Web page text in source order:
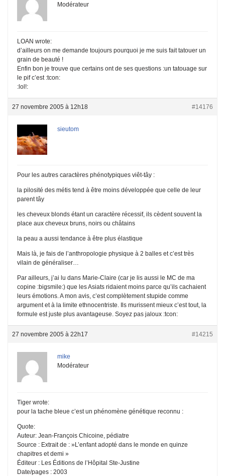
Modérateur
LOAN wrote:
d’ailleurs on me demande toujours pourquoi je me suis fait tatouer un
grain de beauté !
Enfin bon je trouve que certains ont de ses questions :un tatouage sur
le pif c’est :tcon:
:lol!:
27 novembre 2005 à 12h18 #14176
sieutom
Pour les autres caractères phénotypiques viêt-tây :
la pilosité des métis tend à être moins développée que celle de leur
parent tây
les cheveux blonds étant un caractère récessif, ils cèdent souvent la
place aux cheveux bruns, noirs ou châtains
la peau a aussi tendance à être plus élastique
Mais là, je fais de l’anthropologie physique à 2 balles et c’est très
vilain de généraliser…
Par ailleurs, j’ai lu dans Marie-Claire (car je lis aussi le MC de ma
copine :bigsmile:) que les Asiats ridaient moins parce qu’ils cachaient
leurs émotions. A mon avis, c’est complètement stupide comme
argument et à la limite ethnocentriste. Ils murissent mieux c’est tout, la
formule est juste plus avantageuse. Soyez pas jaloux :tcon:
27 novembre 2005 à 22h17 #14215
mike
Modérateur
Tiger wrote:
pour la tache bleue c’est un phénomène génétique reconnu :
Quote:
Auteur: Jean-François Chicoine, pédiatre
Source : Extrait de : »L’enfant adopté dans le monde en quinze
chapitres et demi »
Éditeur : Les Éditions de l’Hôpital Ste-Justine
Date/pages : 2003